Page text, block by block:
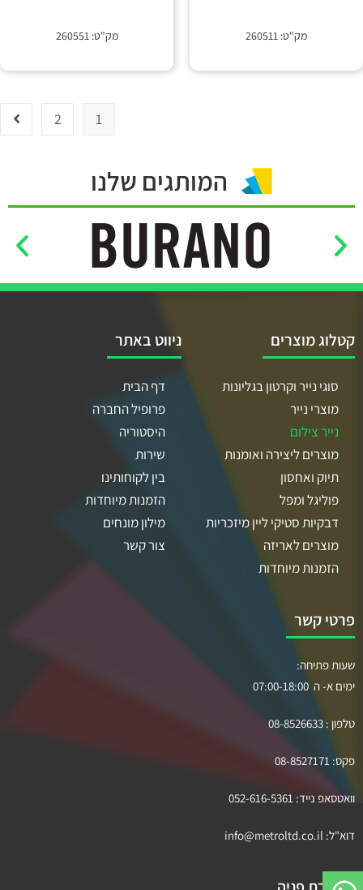
מק"ט: 260511 מק"ט: 260551
1
2
המותגים שלנו
קטלוג מוצרים
סוגי נייר וקרטון בגליונות
מוצרי נייר
נייר צילום
מוצרים ליצירה ואומנות
תיוק ואחסון
פוליגל ומפל
דבקיות סטיקי ליין מיזכריות
מוצרים לאריזה
הזמנות מיוחדות
ניווט באתר
דף הבית
פרופיל החברה
היסטוריה
שירות
בין לקוחותינו
הזמנות מיוחדות
מילון מונחים
צור קשר
פרטי קשר
שעות פתיחה:
ימים א- ה 07:00-18:00
טלפון : 08-8526633
פקס: 08-8527171
וואטסאפ נייד: 052-616-5361
דוא"ל: info@metroltd.co.il